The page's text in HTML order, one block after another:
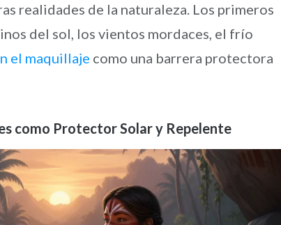
realidades de la naturaleza. Los primeros
del sol, los vientos mordaces, el frío
el maquillaje como una barrera protectora
como Protector Solar y Repelente